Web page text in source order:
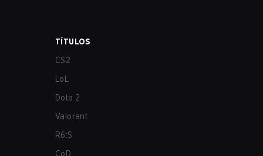
TÍTULOS
CS2
LoL
Dota 2
Valorant
R6:S
CoD